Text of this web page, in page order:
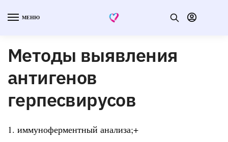
МЕНЮ
Методы выявления
антигенов
герпесвирусов
1. иммуноферментный анализа;+